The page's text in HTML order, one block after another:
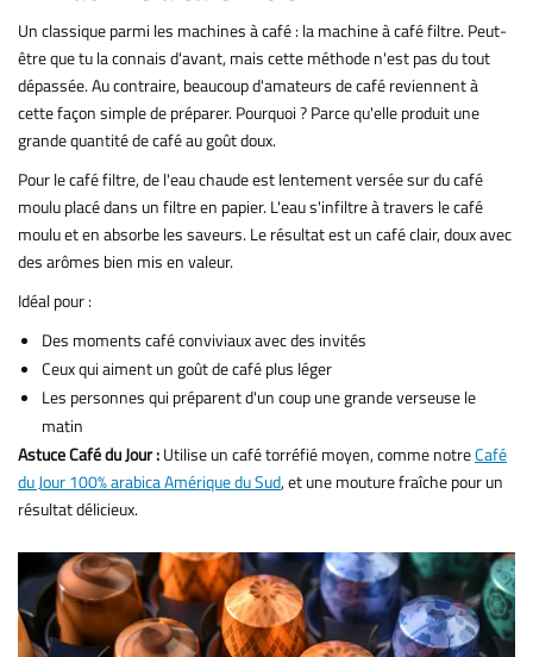
Un classique parmi les machines à café : la machine à café filtre. Peut-
être que tu la connais d'avant, mais cette méthode n'est pas du tout
dépassée. Au contraire, beaucoup d'amateurs de café reviennent à
cette façon simple de préparer. Pourquoi ? Parce qu'elle produit une
grande quantité de café au goût doux.
Pour le café filtre, de l'eau chaude est lentement versée sur du café
moulu placé dans un filtre en papier. L'eau s'infiltre à travers le café
moulu et en absorbe les saveurs. Le résultat est un café clair, doux avec
des arômes bien mis en valeur.
Idéal pour :
Des moments café conviviaux avec des invités
Ceux qui aiment un goût de café plus léger
Les personnes qui préparent d'un coup une grande verseuse le
matin
Astuce Café du Jour :Utilise un café torréfié moyen, comme notreCafé
du Jour 100% arabica Amérique du Sud, et une mouture fraîche pour un
résultat délicieux.